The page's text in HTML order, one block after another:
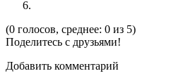
(0 голосов, среднее: 0 из 5)
Поделитесь с друзьями!
Добавить комментарий